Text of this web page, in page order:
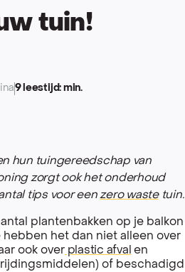
tuin!
9 leestijd: min.
hun tuingereedschap van
zorgt ook het onderhoud
tips voor eenzero wastetuin.
plantenbakken op je balkon
hebben het dan niet alleen over
ook over plastic afval en
of beschadigd